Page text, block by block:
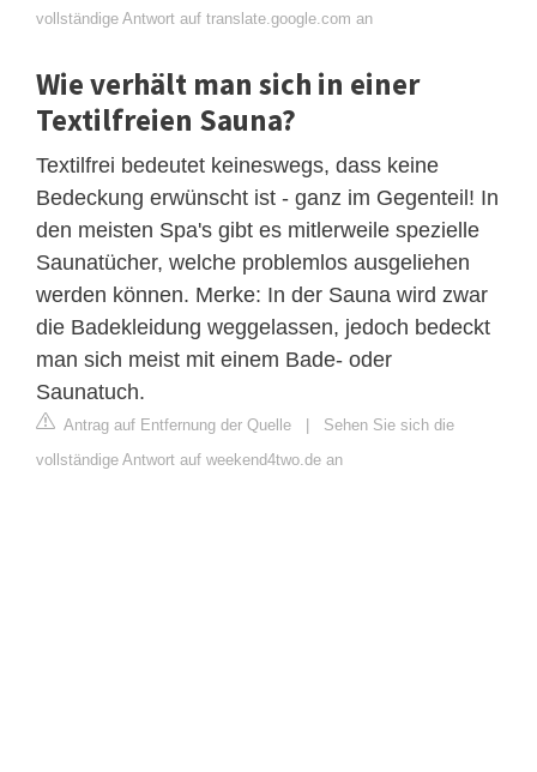
vollständige Antwort auf translate.google.com an
Wie verhält man sich in einer
Textilfreien Sauna?
Textilfrei bedeutet keineswegs, dass keine
Bedeckung erwünscht ist - ganz im Gegenteil! In
den meisten Spa's gibt es mitlerweile spezielle
Saunatücher, welche problemlos ausgeliehen
werden können. Merke: In der Sauna wird zwar
die Badekleidung weggelassen, jedoch bedeckt
man sich meist mit einem Bade- oder
Saunatuch.
Antrag auf Entfernung der Quelle | Sehen Sie sich die
vollständige Antwort auf weekend4two.de an